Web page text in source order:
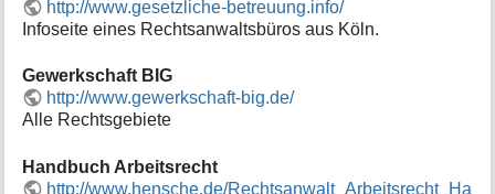
http://www.gesetzliche-betreuung.info/
Infoseite eines Rechtsanwaltsbüros aus Köln.
Gewerkschaft BIG
http://www.gewerkschaft-big.de/
Alle Rechtsgebiete
Handbuch Arbeitsrecht
http://www.hensche.de/Rechtsanwalt_Arbeitsrecht_Ha